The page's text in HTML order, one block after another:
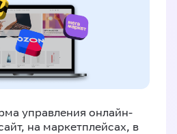
управления онлайн-
на маркетплейсах, в